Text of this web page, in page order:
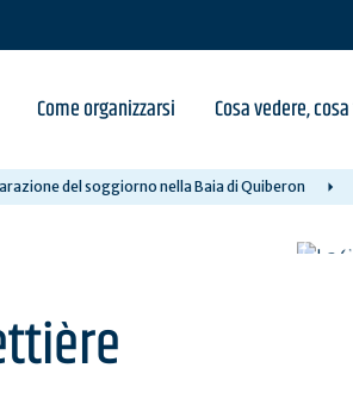
Come organizzarsi Cosa vedere,
del soggiorno nella Baia di Quiberon